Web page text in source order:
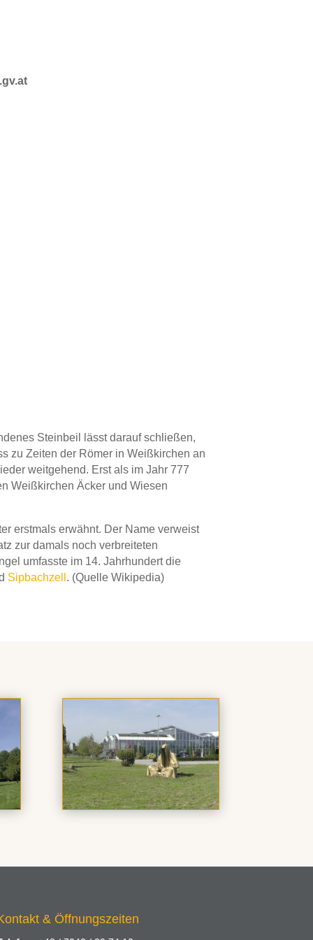
Steinbeil lässt darauf schließen,
zu Zeiten der Römer in Weißkirchen an
weitgehend. Erst als im Jahr 777
Weißkirchen Äcker und Wiesen
erstmals erwähnt. Der Name verweist
zur damals noch verbreiteten
umfasste im 14. Jahrhundert die
Sipbachzell . (Quelle Wikipedia)
& Öffnungszeiten